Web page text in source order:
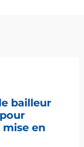
bailleur
en